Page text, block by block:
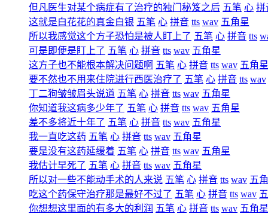
但凡医生对某个病症有了治疗的独门秘笈之后 五笔 心 拼
这就是白花花的真金白银 五笔 心 拼音 tts wav 五角星
所以我感觉这个方子恐怕是被人盯上了 五笔 心 拼音 tts
可是即便是盯上了 五笔 心 拼音 tts wav 五角星
这方子也不能根本解决问题啊 五笔 心 拼音 tts wav 五角星
要不然也不用来住院进行西医治疗了 五笔 心 拼音 tts wav
丁二狗皱皱眉头说道 五笔 心 拼音 tts wav 五角星
你知道我这病多少年了 五笔 心 拼音 tts wav 五角星
差不多将近十年了 五笔 心 拼音 tts wav 五角星
我一直吃这药 五笔 心 拼音 tts wav 五角星
要是没有这药延缓着 五笔 心 拼音 tts wav 五角星
我估计早死了 五笔 心 拼音 tts wav 五角星
所以对一些不能动手术的人来说 五笔 心 拼音 tts wav 五
吃这个药保守治疗那是最好不过了 五笔 心 拼音 tts wav
你想想这里面的有多大的利润 五笔 心 拼音 tts wav 五角星